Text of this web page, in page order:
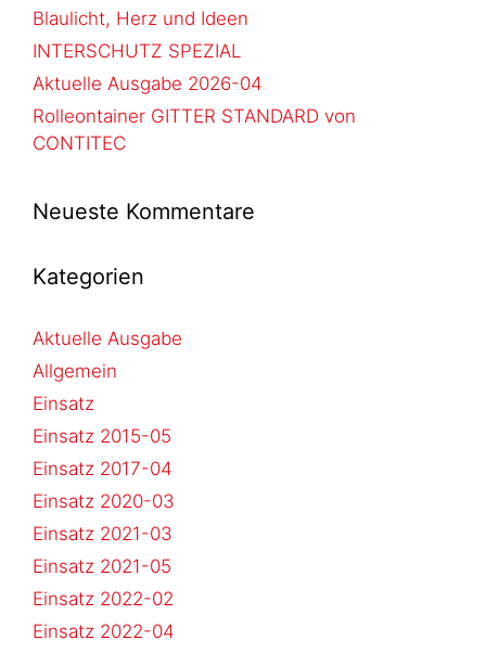
Blaulicht, Herz und Ideen
INTERSCHUTZ SPEZIAL
Aktuelle Ausgabe 2026-04
Rolleontainer GITTER STANDARD von
CONTITEC
Neueste Kommentare
Kategorien
Aktuelle Ausgabe
Allgemein
Einsatz
Einsatz 2015-05
Einsatz 2017-04
Einsatz 2020-03
Einsatz 2021-03
Einsatz 2021-05
Einsatz 2022-02
Einsatz 2022-04